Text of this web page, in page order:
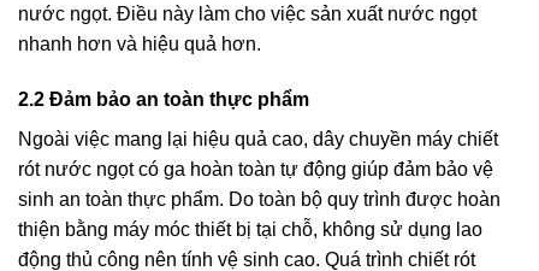
nước ngọt. Điều này làm cho việc sản xuất nước ngọt
nhanh hơn và hiệu quả hơn.
2.2 Đảm bảo an toàn thực phẩm
Ngoài việc mang lại hiệu quả cao, dây chuyền máy chiết
rót nước ngọt có ga hoàn toàn tự động giúp đảm bảo vệ
sinh an toàn thực phẩm. Do toàn bộ quy trình được hoàn
thiện bằng máy móc thiết bị tại chỗ, không sử dụng lao
động thủ công nên tính vệ sinh cao. Quá trình chiết rót